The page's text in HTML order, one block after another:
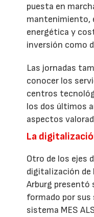
puesta en
mantenimiento,
energética y
inversión como
Las jornadas
conocer los
centros
los dos últimos
aspectos
La
Otro de los ejes
digitalización de
Arburg presentó
formado por
sistema MES